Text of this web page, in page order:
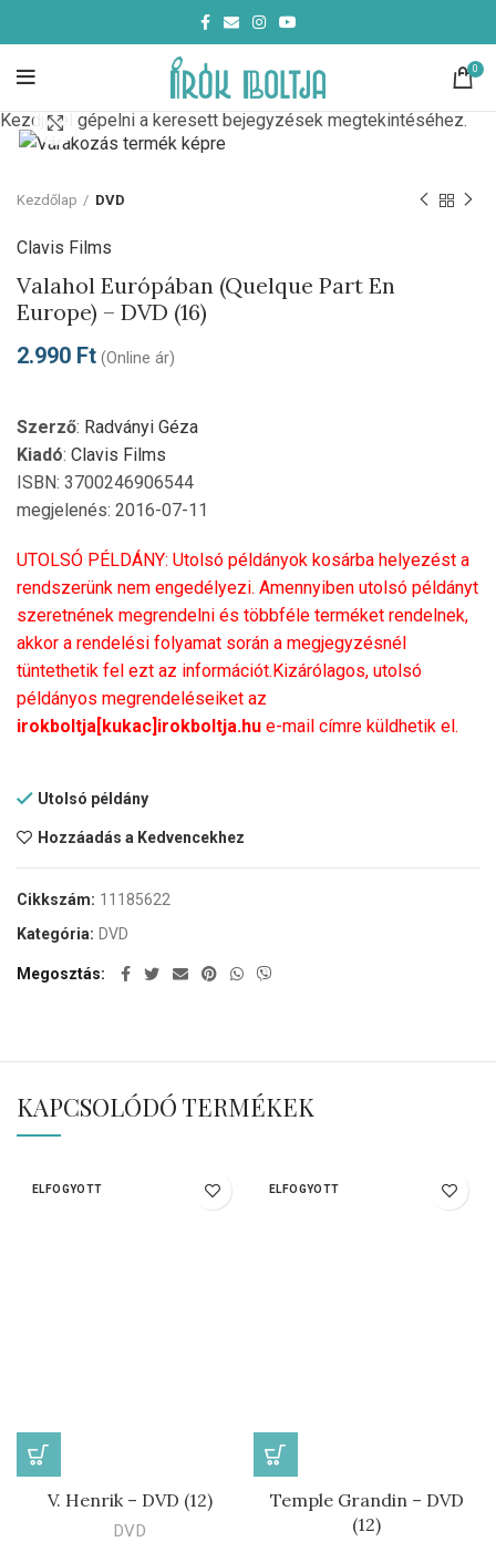
0
Click to enlarge
Kezdőlap DVD
Clavis Films
Valahol Európában (Quelque Part En
Europe) – DVD (16)
2.990 Ft (Online ár)
Szerző: Radványi Géza
Kiadó: Clavis Films
ISBN: 3700246906544
megjelenés: 2016-07-11
UTOLSÓ PÉLDÁNY: Utolsó példányok kosárba helyezést a
rendszerünk nem engedélyezi. Amennyiben utolsó példányt
szeretnének megrendelni és többféle terméket rendelnek,
akkor a rendelési folyamat során a megjegyzésnél
tüntethetik fel ezt az információt.Kizárólagos, utolsó
példányos megrendeléseiket az
irokboltja[kukac]irokboltja.hu e-mail címre küldhetik el.
Utolsó példány
Hozzáadás a Kedvencekhez
Cikkszám: 11185622
Kategória: DVD
Megosztás
KAPCSOLÓDÓ TERMÉKEK
ELFOGYOTT
V. Henrik – DVD (12)
DVD
ELFOGYOTT
Temple Grandin – DVD
(12)
Kezdje el gépelni a keresett bejegyzések megtekintéséhez.